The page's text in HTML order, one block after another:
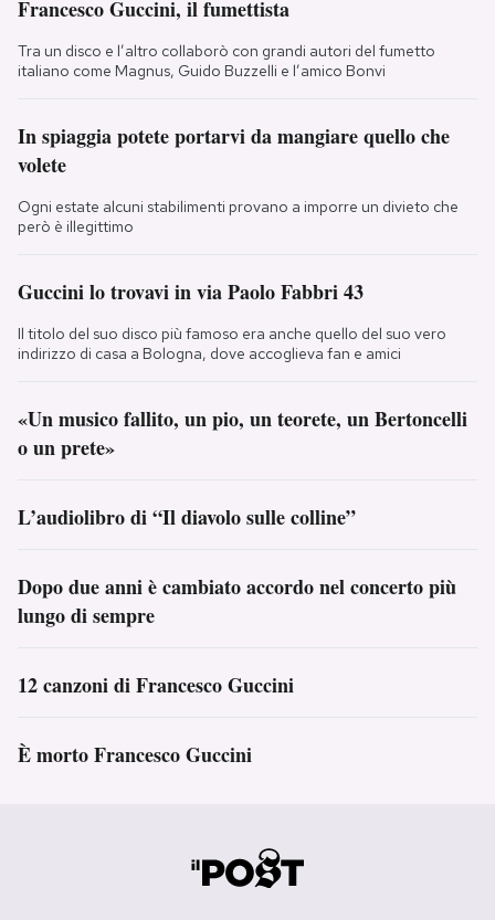
Francesco Guccini, il fumettista
Tra un disco e l’altro collaborò con grandi autori del fumetto
italiano come Magnus, Guido Buzzelli e l’amico Bonvi
In spiaggia potete portarvi da mangiare quello che
volete
Ogni estate alcuni stabilimenti provano a imporre un divieto che
però è illegittimo
Guccini lo trovavi in via Paolo Fabbri 43
Il titolo del suo disco più famoso era anche quello del suo vero
indirizzo di casa a Bologna, dove accoglieva fan e amici
«Un musico fallito, un pio, un teorete, un Bertoncelli
o un prete»
L’audiolibro di “Il diavolo sulle colline”
Dopo due anni è cambiato accordo nel concerto più
lungo di sempre
12 canzoni di Francesco Guccini
È morto Francesco Guccini